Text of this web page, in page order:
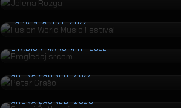
Fusion World Music
PARK MLADEŽI · 2022
Progledaj srcem
STADION MAKSIMIR · 2022
Petar Grašo
ARENA ZAGREB · 2022
Sergej Ćetković
ARENA ZAGREB · 2020